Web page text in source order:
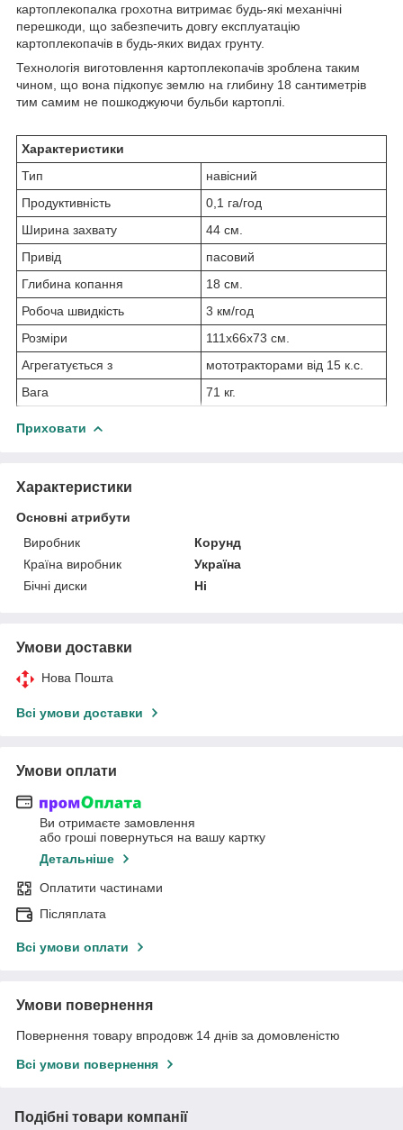
картоплекопалка грохотна витримає будь-які механічні
перешкоди, що забезпечить довгу експлуатацію
картоплекопачів в будь-яких видах грунту.
Технологія виготовлення картоплекопачів зроблена таким
чином, що вона підкопує землю на глибину 18 сантиметрів
тим самим не пошкоджуючи бульби картоплі.
Характеристики
Тип
навісний
Продуктивність
0,1 га/год
Ширина захвату
44 см.
Привід
пасовий
Глибина копання
18 см.
Робоча швидкість
3 км/год
Розміри
111х66х73 см.
Агрегатується з
мототракторами від 15 к.с.
Вага
71 кг.
Приховати
Характеристики
Основні атрибути
Виробник
Корунд
Країна виробник
Україна
Бічні диски
Ні
Умови доставки
Нова Пошта
Всі умови доставки
Умови оплати
Ви отримаєте замовлення
або гроші повернуться на вашу картку
Детальніше
Оплатити частинами
Післяплата
Всі умови оплати
Умови повернення
Повернення товару впродовж 14 днів за домовленістю
Всі умови повернення
Подібні товари компанії